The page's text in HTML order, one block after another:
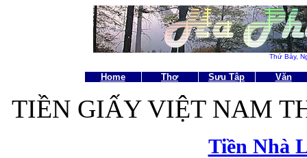
Thứ Bảy,
Home Thơ Sưu Tập Văn
TIỀN GIẤY VIỆT NAM
Tiền Nhà